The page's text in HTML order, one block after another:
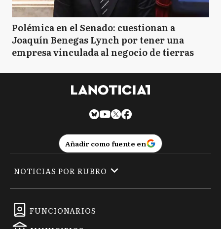
Polémica en el Senado: cuestionan a
Joaquín Benegas Lynch por tener una
empresa vinculada al negocio de tierras
Añadir como fuente en
FUNCIONARIOS
NOTICIAS POR RUBRO